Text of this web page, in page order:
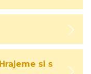
si s